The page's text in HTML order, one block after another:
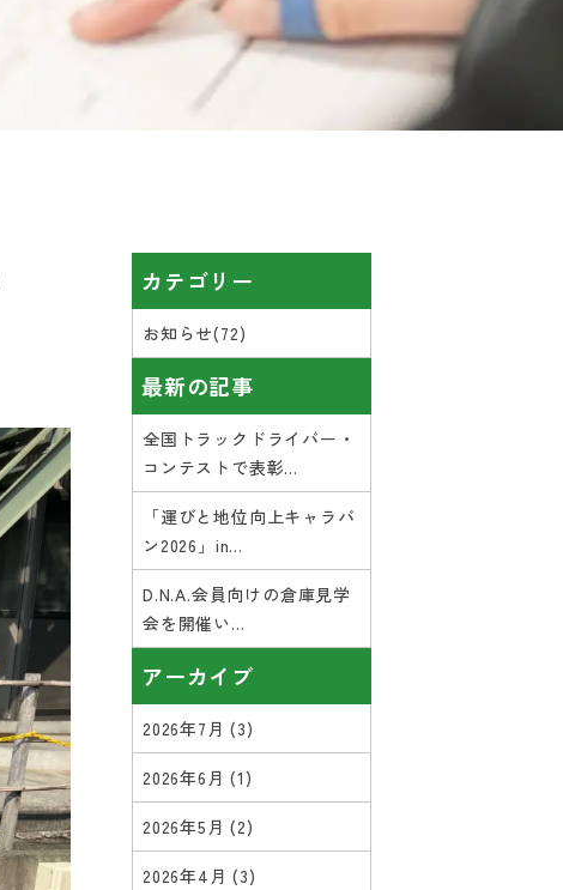
カテゴリー
お知らせ(72)
最新の記事
全国トラックドライバー・
コンテストで表彰...
「運びと地位向上キャラバ
ン2026」in...
D.N.A.会員向けの倉庫見学
会を開催い...
アーカイブ
2026年7月(3)
2026年6月(1)
2026年5月(2)
2026年4月(3)